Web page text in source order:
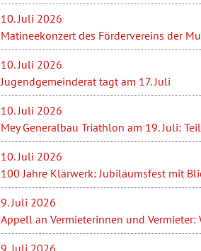
10. Juli 2026
Matineekonzert des Fördervereins der
10. Juli 2026
Jugendgemeinderat tagt am 17. Juli
10. Juli 2026
Mey Generalbau Triathlon am 19. Juli:
10. Juli 2026
100 Jahre Klärwerk: Jubiläumsfest mit
9. Juli 2026
Appell an Vermieterinnen und
9. Juli 2026